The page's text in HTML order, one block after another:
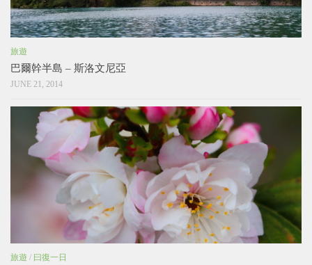
旅遊
巴爾幹半島 – 斯洛文尼亞
JUNE 21, 2014
旅遊 / 曰復一日